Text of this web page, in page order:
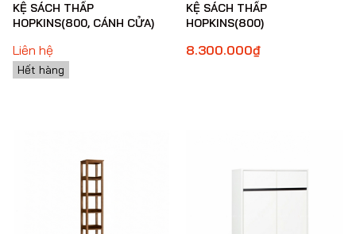
KỆ SÁCH THẤP
HOPKINS(800, CÁNH CỬA)
Liên hệ
Hết hàng
KỆ SÁCH THẤP
HOPKINS(800)
8.300.000₫